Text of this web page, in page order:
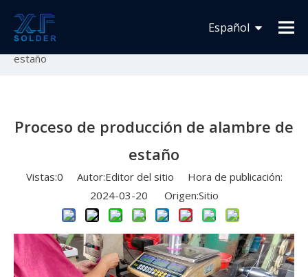
Español
Usted está aquí:
soldadura
Proceso de producción de alambre de
estaño
Proceso de producción de alambre de
estaño
Vistas:0 Autor:Editor del sitio Hora de publicación:
2024-03-20 Origen:Sitio